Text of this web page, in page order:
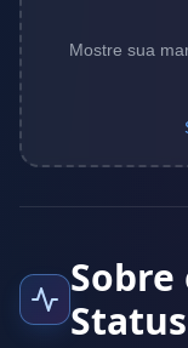
Mostre sua
Status